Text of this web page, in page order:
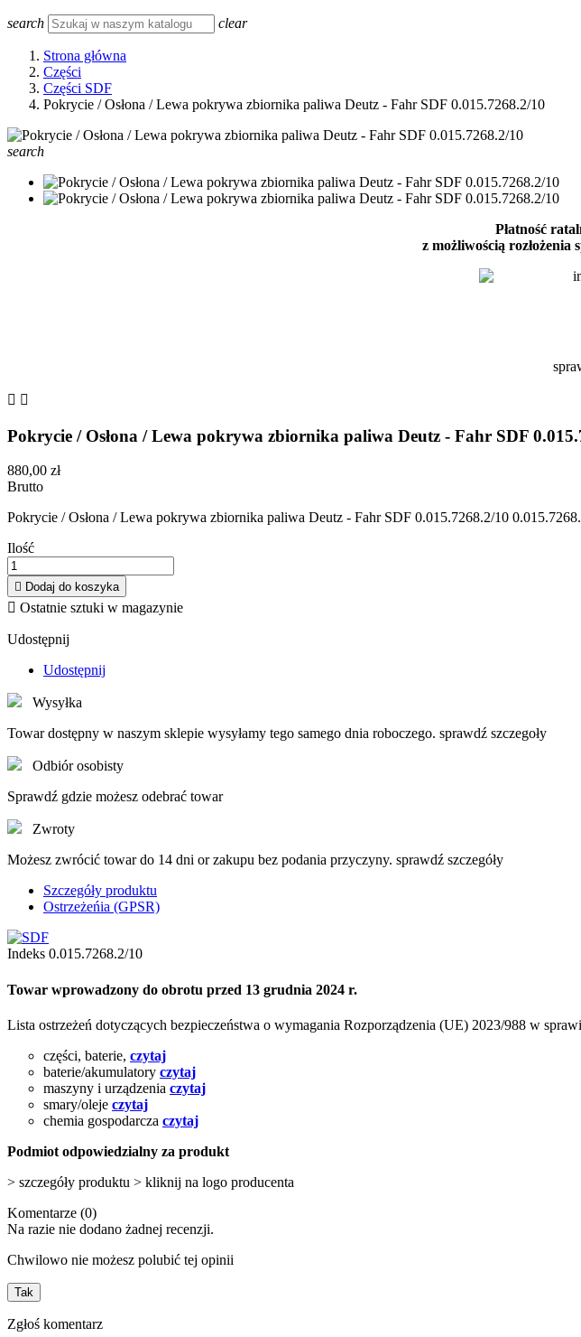
search clear
Strona główna
Części
Części SDF
Pokrycie / Osłona / Lewa pokrywa zbiornika paliwa Deutz - Fahr SDF 0.015.7268.2/10
search
Płatność
z możliwością rozłożenia
 
Pokrycie / Osłona / Lewa pokrywa zbiornika paliwa Deutz - Fahr SDF
880,00 zł
Brutto
Pokrycie / Osłona / Lewa pokrywa zbiornika paliwa Deutz - Fahr SDF 0.015.7268.2/10
Ilość
 Dodaj do koszyka
 Ostatnie sztuki w magazynie
Udostępnij
Udostępnij
Wysyłka
Towar dostępny w naszym sklepie wysyłamy tego samego dnia roboczego. sprawdź szczegoły
Odbiór osobisty
Sprawdź gdzie możesz odebrać towar
Zwroty
Możesz zwrócić towar do 14 dni or zakupu bez podania przyczyny. sprawdź szczegóły
Szczegóły produktu
Ostrzeżeńia (GPSR)
Indeks 0.015.7268.2/10
Towar wprowadzony do obrotu przed 13 grudnia 2024 r.
Lista ostrzeżeń dotyczących bezpieczeństwa o wymagania Rozporządzenia (UE) 2023/988 w
części, baterie, czytaj
baterie/akumulatory czytaj
maszyny i urządzenia czytaj
smary/oleje czytaj
chemia gospodarcza czytaj
Podmiot odpowiedzialny za produkt
> szczegóły produktu > kliknij na logo producenta
Komentarze (0)
Na razie nie dodano żadnej recenzji.
Chwilowo nie możesz polubić tej opinii
Tak
Zgłoś komentarz